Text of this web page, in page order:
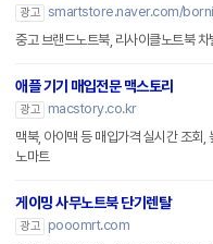
광고 smartstore.naver.com/
중고 브랜드노트북, 리사이클노트북
애플 기기 매입전문 맥스토리
광고
macstory.co.kr
맥북, 아이맥 등 매입가격 실시간 조회
노마트
게이밍 사무노트북 단기렌탈
광고
pooomrt.com